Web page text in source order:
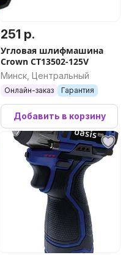
251 р.
Угловая шлифмашина
Crown CT13502-125V
Минск, Центральный
Онлайн-заказ Гарантия
Добавить в корзину